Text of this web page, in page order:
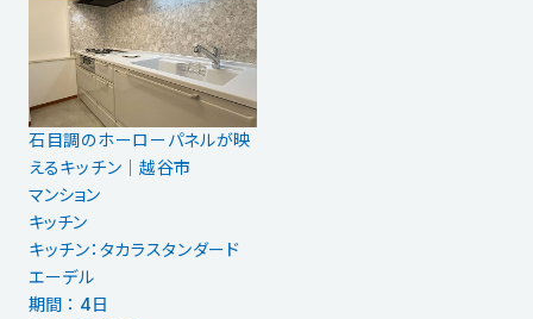
石目調のホーローパネルが映
えるキッチン｜越谷市
マンション
キッチン
キッチン：タカラスタンダード
エーデル
期間 ： 4日